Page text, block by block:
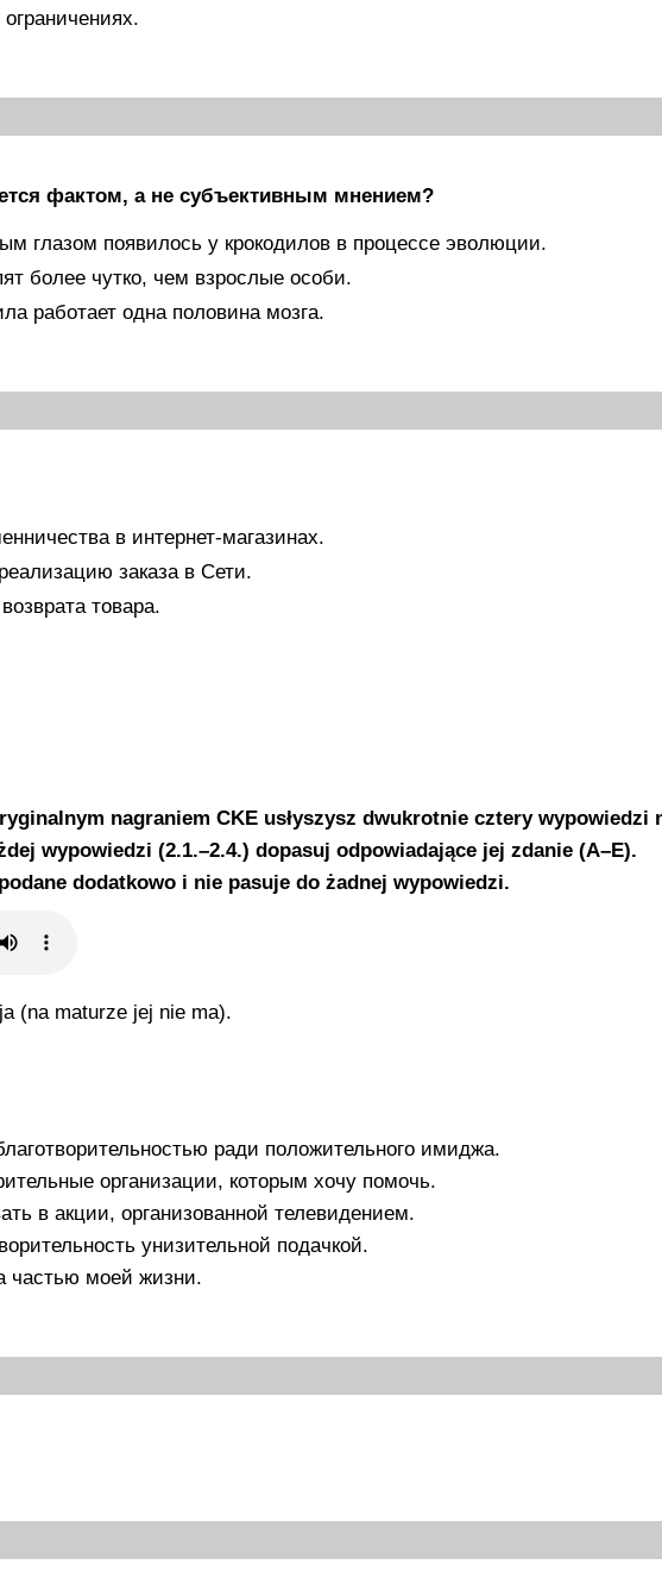
фактом, а не субъективным мнением?
глазом появилось у крокодилов в процессе эволюции.
более чутко, чем взрослые особи.
работает одна половина мозга.
в интернет-магазинах.
заказа в Сети.
товара.
nagraniem CKE usłyszysz dwukrotnie cztery wypowiedzi
wypowiedzi (2.1.–2.4.) dopasuj odpowiadające jej zdanie (A–E).
dodatkowo i nie pasuje do żadnej wypowiedzi.
(na maturze jej nie ma).
ради положительного имиджа.
организации, которым хочу помочь.
в акции, организованной телевидением.
унизительной подачкой.
частью моей жизни.